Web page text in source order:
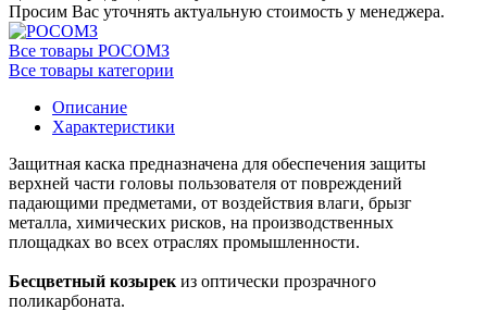
Просим Вас уточнять актуальную стоимость у менеджера.
Все товары РОСОМЗ
Все товары категории
Описание
Характеристики
Защитная каска предназначена для обеспечения защиты
верхней части головы пользователя от повреждений
падающими предметами, от воздействия влаги, брызг
металла, химических рисков, на производственных
площадках во всех отраслях промышленности.
Бесцветный козырек из оптически прозрачного
поликарбоната.